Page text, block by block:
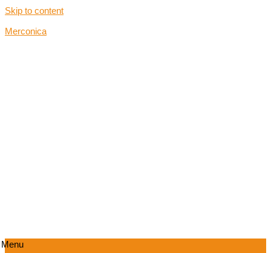
Skip to content
Merconica
Menu